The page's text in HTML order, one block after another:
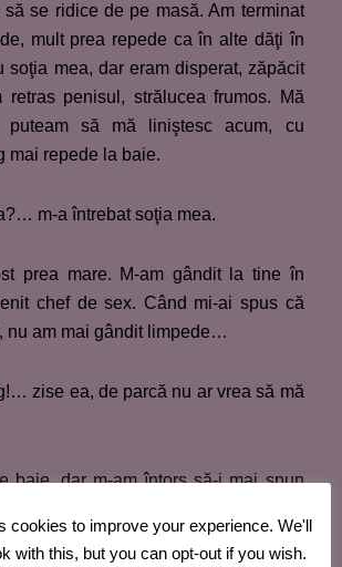
să se ridice de pe masă. Am terminat
mult prea repede ca în alte dăţi în
soţia mea, dar eram disperat, zăpăcit
retras penisul, strălucea frumos. Mă
puteam să mă liniştesc acum, cu
mai repede la baie.
m-a întrebat soţia mea.
prea mare. M-am gândit la tine în
chef de sex. Când mi-ai spus că
nu am mai gândit limpede…
zise ea, de parcă nu ar vrea să mă
baie, dar m-am întors să-i mai spun
cookies to improve your experience. We'll
with this, but you can opt-out if you wish.